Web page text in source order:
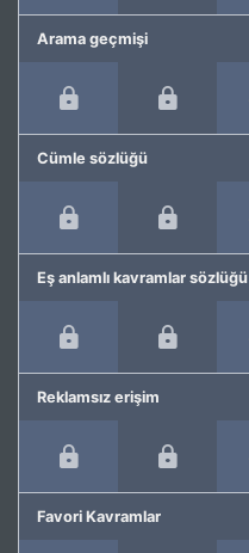
Arama geçmişi
Cümle sözlüğü
Eş anlamlı kavramlar sözlüğü
Reklamsız erişim
Favori Kavramlar